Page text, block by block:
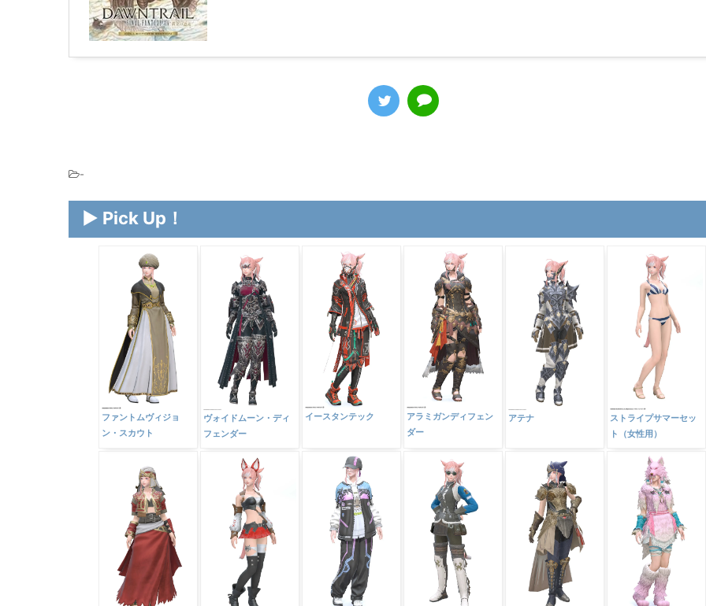
-
▶ Pick Up！
ファントムヴィジョ
ン・スカウト
ヴォイドムーン・ディ
フェンダー
イースタンテック
アラミガンディフェン
ダー
アテナ
ストライプサマーセッ
ト（女性用）